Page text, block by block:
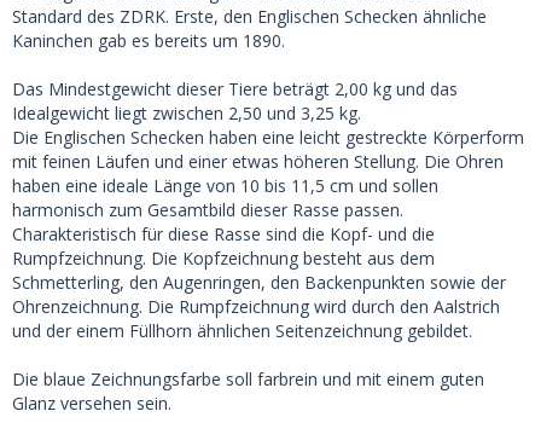
Standard des ZDRK. Erste, den Englischen Schecken ähnliche
Kaninchen gab es bereits um 1890.
Das Mindestgewicht dieser Tiere beträgt 2,00 kg und das
Idealgewicht liegt zwischen 2,50 und 3,25 kg.
Die Englischen Schecken haben eine leicht gestreckte Körperform
mit feinen Läufen und einer etwas höheren Stellung. Die Ohren
haben eine ideale Länge von 10 bis 11,5 cm und sollen
harmonisch zum Gesamtbild dieser Rasse passen.
Charakteristisch für diese Rasse sind die Kopf- und die
Rumpfzeichnung. Die Kopfzeichnung besteht aus dem
Schmetterling, den Augenringen, den Backenpunkten sowie der
Ohrenzeichnung. Die Rumpfzeichnung wird durch den Aalstrich
und der einem Füllhorn ähnlichen Seitenzeichnung gebildet.
Die blaue Zeichnungsfarbe soll farbrein und mit einem guten
Glanz versehen sein.